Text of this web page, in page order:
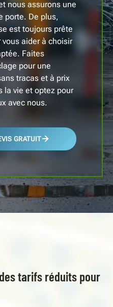
nous assurons une
porte. De plus,
est toujours prête
aider à choisir
Faites
pour une
tracas et à prix
la vie et optez pour
avec nous.
GRATUIT
tarifs réduits pour